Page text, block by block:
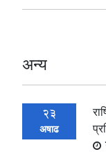
अन्य
23
अषाढ